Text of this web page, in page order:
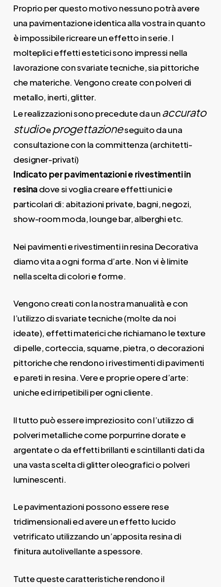
Proprio per questo motivo nessuno potrà avere
una pavimentazione identica alla vostra in quanto
è impossibile ricreare un effetto in serie. I
molteplici effetti estetici sono impressi nella
lavorazione con svariate tecniche, sia pittoriche
che materiche. Vengono create con polveri di
metallo, inerti, glitter.
Le realizzazioni sono precedute da un accurato
studioe progettazioneseguito da una
consultazione con la committenza (architetti-
designer-privati)
Indicato per pavimentazioni e rivestimenti in
resinadove si voglia creare effetti unici e
particolari di: abitazioni private, bagni, negozi,
show-room moda, lounge bar, alberghi etc.
Nei pavimenti e rivestimenti in resina Decorativa
diamo vita a ogni forma d’arte. Non vi è limite
nella scelta di colori e forme.
Vengono creati con la nostra manualità e con
l’utilizzo di svariate tecniche (molte da noi
ideate), effetti materici che richiamano le texture
di pelle, corteccia, squame, pietra, o decorazioni
pittoriche che rendono i rivestimenti di pavimenti
e pareti in resina. Vere e proprie opere d’arte:
uniche ed irripetibili per ogni cliente.
Il tutto può essere impreziosito con l’utilizzo di
polveri metalliche come porpurrine dorate e
argentate o da effetti brillanti e scintillanti dati da
una vasta scelta di glitter oleografici o polveri
luminescenti.
Le pavimentazioni possono essere rese
tridimensionali ed avere un effetto lucido
vetrificato utilizzando un’apposita resina di
finitura autolivellante a spessore.
Tutte queste caratteristiche rendono il